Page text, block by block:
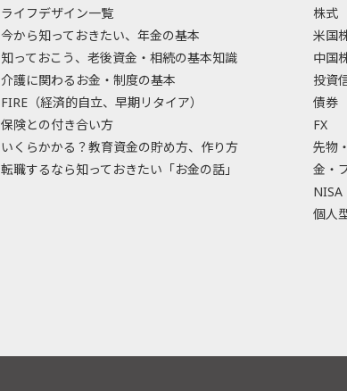
ライフデザイン一覧
今から知っておきたい、年金の基本
知っておこう、老後資金・相続の基本知識
介護に関わるお金・制度の基本
FIRE（経済的自立、早期リタイア）
保険との付き合い方
いくらかかる？教育資金の貯め方、作り方
転職するなら知っておきたい「お金の話」
株式
米国
中国
投資
債券
FX
先物
金・
NISA
個人